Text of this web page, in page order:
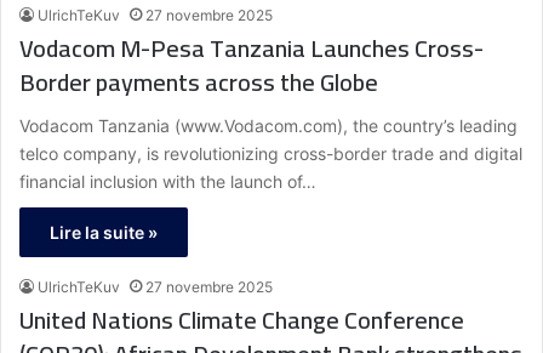
UlrichTeKuv 27 novembre 2025
Vodacom M-Pesa Tanzania Launches Cross-
Border payments across the Globe
Vodacom Tanzania (www.Vodacom.com), the country’s leading
telco company, is revolutionizing cross-border trade and digital
financial inclusion with the launch of…
Lire la suite »
UlrichTeKuv 27 novembre 2025
United Nations Climate Change Conference